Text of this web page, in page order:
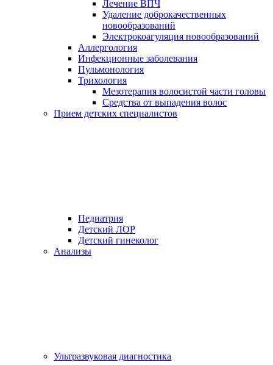
Лечение ВПЧ
Удаление доброкачественных
новообразований
Электрокоагуляция новообразований
Аллергология
Инфекционные заболевания
Пульмонология
Трихология
Мезотерапия волосистой части головы
Средства от выпадения волос
Прием детских специалистов
Педиатрия
Детский ЛОР
Детский гинеколог
Анализы
Ультразвуковая диагностика